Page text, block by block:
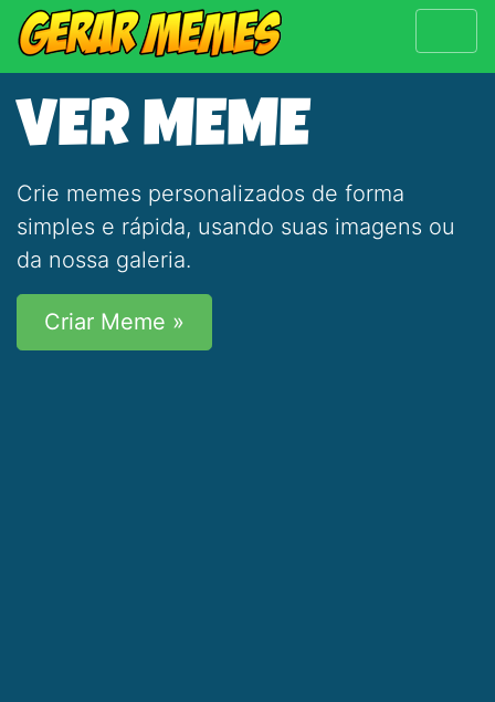
VER MEME
Crie memes personalizados de forma
simples e rápida, usando suas imagens ou
da nossa galeria.
Criar Meme »